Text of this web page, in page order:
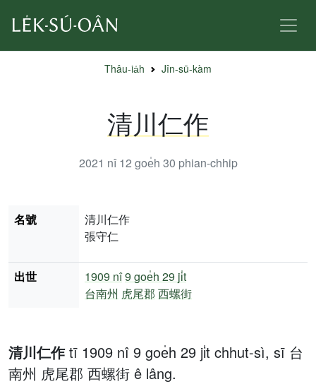
Thâu-ia̍h Jîn-sū-kàm
清川仁作
2021 nî 12 goe̍h 30 phian-chhip
清川仁作tī 1909 nî 9 goe̍h 29 ji̍t chhut-sì, sī 台
南州 虎尾郡 西螺街 ê lâng.
名號
清川仁作
張守仁
出世 1909 nî9 goe̍h 29 ji̍t
台南州 虎尾郡 西螺街